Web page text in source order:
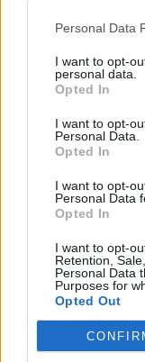
Personal Data
I want to opt-
personal data.
Opted In
I want to opt-
Personal Data.
Opted In
I want to opt-
Personal Data
Opted In
I want to opt-
Retention,
Personal Data
Purposes for
Opted Out
Deseu el meu
ÚLTIMES NOTÍCIES